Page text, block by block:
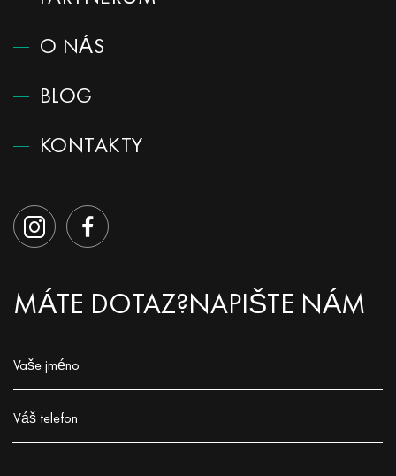
O NÁS
BLOG
KONTAKTY
MÁTE DOTAZ? NAPIŠTE NÁM
Vaše jméno
Váš telefon